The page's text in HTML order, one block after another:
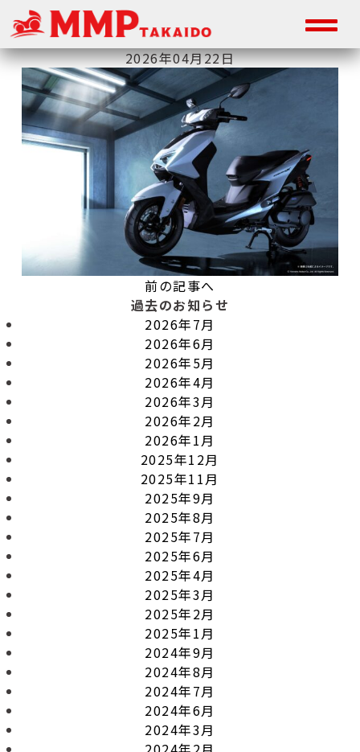
2026年04月22日
前の記事へ
過去のお知らせ
2026年7月
2026年6月
2026年5月
2026年4月
2026年3月
2026年2月
2026年1月
2025年12月
2025年11月
2025年9月
2025年8月
2025年7月
2025年6月
2025年4月
2025年3月
2025年2月
2025年1月
2024年9月
2024年8月
2024年7月
2024年6月
2024年3月